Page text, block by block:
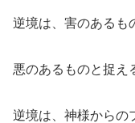
逆境は、害のあるも
悪のあるものと捉え
逆境は、神様からの